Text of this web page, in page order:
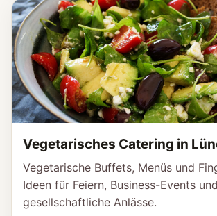
Vegetarisches Catering in
Vegetarische Buffets, Menüs und
Ideen für Feiern, Business-Events und
gesellschaftliche Anlässe.